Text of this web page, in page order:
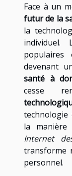
Face à un
futur de la
la
individuel.
populaires
devenant
santé à
cesse
technologie
la
Internet
transforme
personnel.